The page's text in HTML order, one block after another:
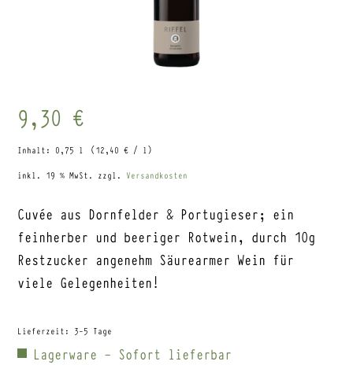
9,30 €
Inhalt: 0,75 l (12,40€ / l)
inkl. 19 % MwSt. zzgl. Versandkosten
Cuvée aus Dornfelder & Portugieser; ein
feinherber und beeriger Rotwein, durch 10g
Restzucker angenehm Säurearmer Wein für
viele Gelegenheiten!
Lieferzeit: 3-5 Tage
Lagerware - Sofort lieferbar